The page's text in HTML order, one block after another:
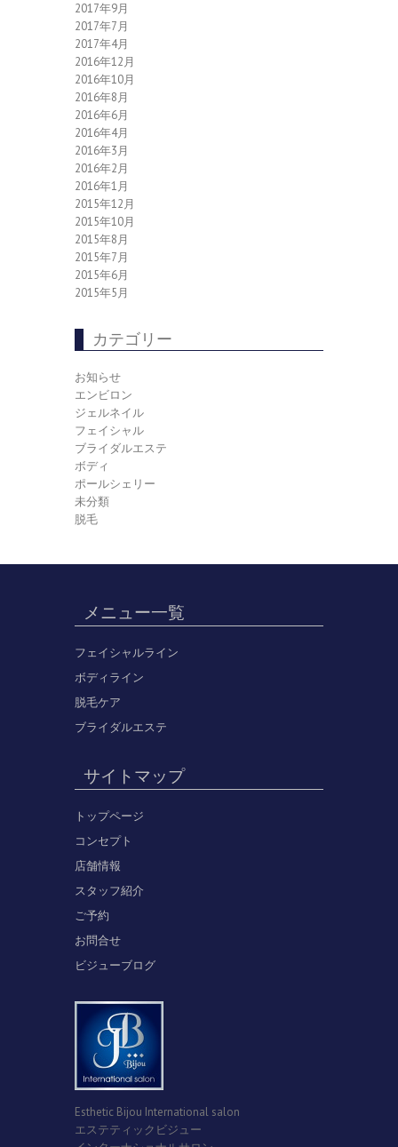
2017年9月
2017年7月
2017年4月
2016年12月
2016年10月
2016年8月
2016年6月
2016年4月
2016年3月
2016年2月
2016年1月
2015年12月
2015年10月
2015年8月
2015年7月
2015年6月
2015年5月
カテゴリー
お知らせ
エンビロン
ジェルネイル
フェイシャル
ブライダルエステ
ボディ
ポールシェリー
未分類
脱毛
メニュー一覧
フェイシャルライン
ボディライン
脱毛ケア
ブライダルエステ
サイトマップ
トップページ
コンセプト
店舗情報
スタッフ紹介
ご予約
お問合せ
ビジューブログ
Esthetic Bijou International salon
エステティックビジュー